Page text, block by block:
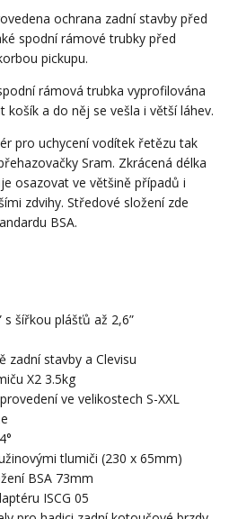
ochrana zadní stavby před
spodní rámové trubky před
pickupu.
rámová trubka vyprofilována
košík a do něj se vešla i větší láhev.
pro uchycení vodítek řetězu tak
Sram. Zkrácená délka
osazovat ve většině případů i
zdvihy. Středové složení zde
BSA.
šířkou plášťů až 2,6”
zadní stavby a Clevisu
X2 3.5kg
ve velikostech S-XXL
tlumiči (230 x 65mm)
BSA 73mm
ISCG 05